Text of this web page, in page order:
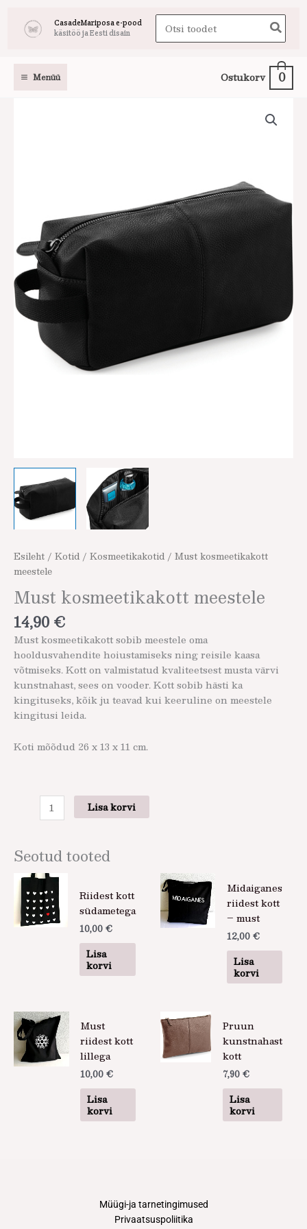
CasadeMariposa e-pood
käsitöö ja Eesti disain
Search
for:
Menüü Ostukorv 0
Esileht / Kotid / Kosmeetikakotid / Must kosmeetikakott
meestele
Must kosmeetikakott meestele
14,90 €
Must kosmeetikakott sobib meestele oma
hooldusvahendite hoiustamiseks ning reisile kaasa
võtmiseks. Kott on valmistatud kvaliteetsest musta värvi
kunstnahast, sees on vooder. Kott sobib hästi ka
kingituseks, kõik ju teavad kui keeruline on meestele
kingitusi leida.
Koti mõõdud 26 x 13 x 11 cm.
Lisa korvi
Seotud tooted
Riidest kott
südametega
10,00 €
Lisa
korvi
Midaiganes
riidest kott
– must
12,00 €
Lisa
korvi
Must
riidest kott
lillega
10,00 €
Lisa
korvi
Pruun
kunstnahast
kott
7,90 €
Lisa
korvi
Müügi-ja tarnetingimused
Privaatsuspoliitika